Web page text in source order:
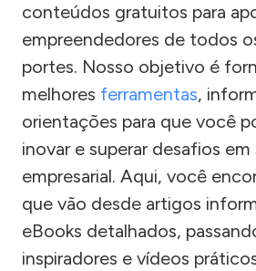
conteúdos gratuitos para
empreendedores de todos
portes. Nosso objetivo é
melhores ferramentas,
orientações para que você
inovar e superar desafios em
empresarial. Aqui, você
que vão desde artigos
eBooks detalhados,
inspiradores e vídeos